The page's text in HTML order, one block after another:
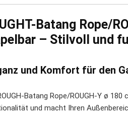
Batang Rope/
– Stilvoll und
und Komfort für den
Batang Rope/ROUGH-Y ø
und macht Ihren